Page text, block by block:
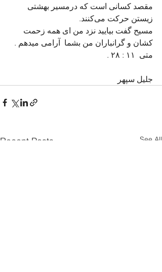
مقصد کسانی است که درمسیر بهشتی
زیستن حرکت می‌کنند.
مسیح گفت بیایید نزد من ای همه زحمت
کشان و گرانباران من بشما  آرامی میدهم .
متی  ۱۱ : ۲۸ .
جلیل سپهر
Recent Posts See All